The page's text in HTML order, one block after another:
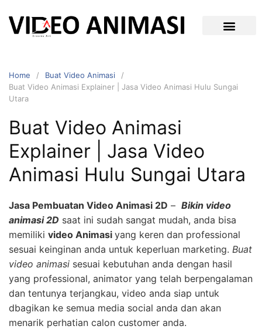
Home
Buat Video Animasi
Buat Video Animasi Explainer | Jasa Video Animasi Hulu Sungai
Utara
Buat Video Animasi
Explainer | Jasa Video
Animasi Hulu Sungai Utara
Jasa Pembuatan Video Animasi 2D – Bikin video
animasi 2D saat ini sudah sangat mudah, anda bisa
memiliki video Animasi yang keren dan professional
sesuai keinginan anda untuk keperluan marketing. Buat
video animasi sesuai kebutuhan anda dengan hasil
yang professional, animator yang telah berpengalaman
dan tentunya terjangkau, video anda siap untuk
dbagikan ke semua media social anda dan akan
menarik perhatian calon customer anda.